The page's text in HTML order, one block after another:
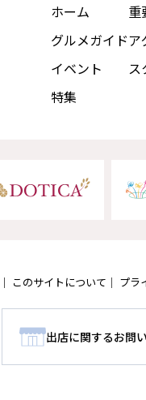
ホーム
グルメガイド
イベント
特集
重
ア
ス
このサイトについて プラ
出店に関するお問